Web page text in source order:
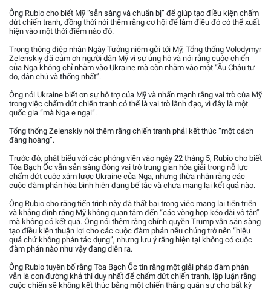
Ông Rubio cho biết Mỹ “sẵn sàng và chuẩn bị” để giúp tạo điều kiện chấm
dứt chiến tranh, đồng thời nói thêm rằng cơ hội để làm điều đó có thể xuất
hiện vào một thời điểm nào đó.
Trong thông điệp nhân Ngày Tưởng niệm gửi tới Mỹ, Tổng thống Volodymyr
Zelenskiy đã cảm ơn người dân Mỹ vì sự ủng hộ và nói rằng cuộc chiến
của Nga không chỉ nhằm vào Ukraine mà còn nhằm vào một “Âu Châu tự
do, dân chủ và thống nhất”.
Ông nói Ukraine biết ơn sự hỗ trợ của Mỹ và nhấn mạnh rằng vai trò của Mỹ
trong việc chấm dứt chiến tranh có thể là vai trò lãnh đạo, vì đây là một
quốc gia “mà Nga e ngại”.
Tổng thống Zelenskiy nói thêm rằng chiến tranh phải kết thúc “một cách
đàng hoàng”.
Trước đó, phát biểu với các phóng viên vào ngày 22 tháng 5, Rubio cho biết
Tòa Bạch Ốc vẫn sẵn sàng đóng vai trò trung gian hòa giải trong nỗ lực
chấm dứt cuộc xâm lược Ukraine của Nga, nhưng thừa nhận rằng các
cuộc đàm phán hòa bình hiện đang bế tắc và chưa mang lại kết quả nào.
Ông Rubio cho rằng tiến trình này đã thất bại trong việc mang lại tiến triển
và khẳng định rằng Mỹ không quan tâm đến “các vòng họp kéo dài vô tận”
mà không có kết quả. Ông nói thêm rằng chính quyền Trump vẫn sẵn sàng
tạo điều kiện thuận lợi cho các cuộc đàm phán nếu chúng trở nên “hiệu
quả chứ không phản tác dụng”, nhưng lưu ý rằng hiện tại không có cuộc
đàm phán nào như vậy đang diễn ra.
Ông Rubio tuyên bố rằng Tòa Bạch Ốc tin rằng một giải pháp đàm phán
vẫn là con đường khả thi duy nhất để chấm dứt chiến tranh, lập luận rằng
cuộc chiến sẽ không kết thúc bằng một chiến thắng quân sự cho bất kỳ